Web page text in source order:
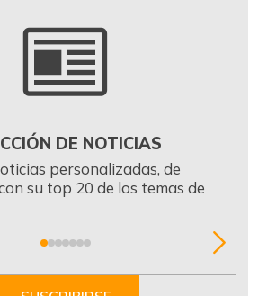
DE NOTICIAS
personalizadas, de
su top 20 de los temas de